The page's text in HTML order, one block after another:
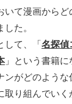
いて漫画から
た。
して、「名探偵
」という書籍に
ンがどのよう
取り組んでい